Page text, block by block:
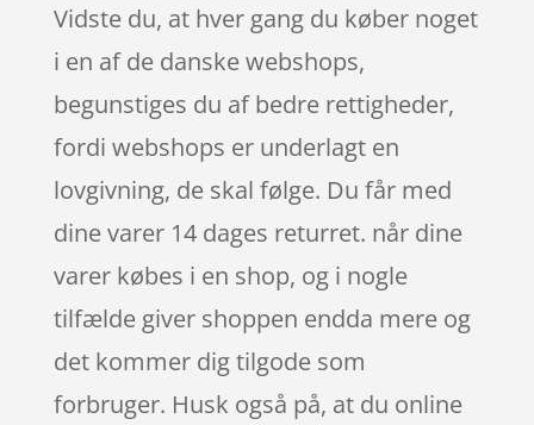
Vidste du, at hver gang du køber noget
i en af de danske webshops,
begunstiges du af bedre rettigheder,
fordi webshops er underlagt en
lovgivning, de skal følge. Du får med
dine varer 14 dages returret. når dine
varer købes i en shop, og i nogle
tilfælde giver shoppen endda mere og
det kommer dig tilgode som
forbruger. Husk også på, at du online